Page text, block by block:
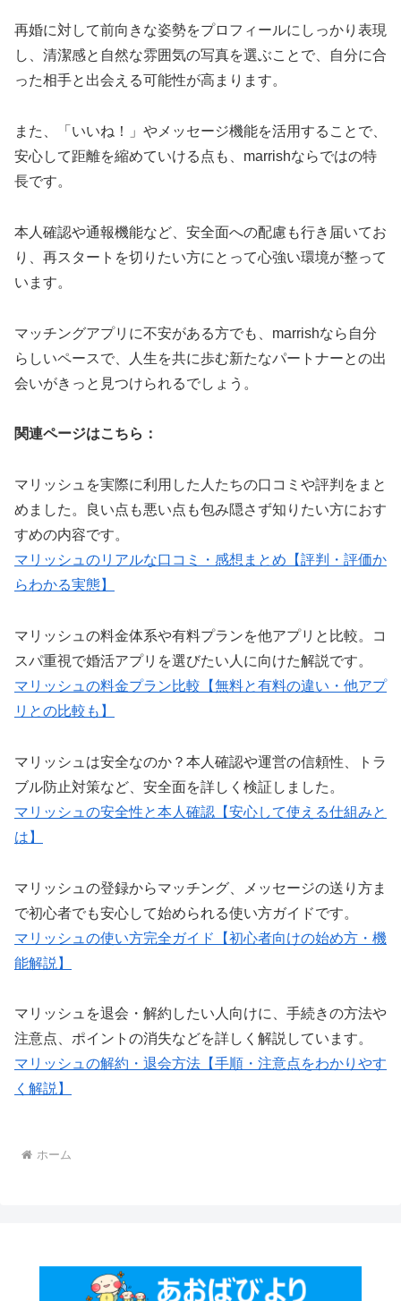
再婚に対して前向きな姿勢をプロフィールにしっかり表現
し、清潔感と自然な雰囲気の写真を選ぶことで、自分に合
った相手と出会える可能性が高まります。
また、「いいね！」やメッセージ機能を活用することで、
安心して距離を縮めていける点も、marrishならではの特
長です。
本人確認や通報機能など、安全面への配慮も行き届いてお
り、再スタートを切りたい方にとって心強い環境が整って
います。
マッチングアプリに不安がある方でも、marrishなら自分
らしいペースで、人生を共に歩む新たなパートナーとの出
会いがきっと見つけられるでしょう。
関連ページはこちら：
マリッシュを実際に利用した人たちの口コミや評判をまと
めました。良い点も悪い点も包み隠さず知りたい方におす
すめの内容です。
マリッシュのリアルな口コミ・感想まとめ【評判・評価か
らわかる実態】
マリッシュの料金体系や有料プランを他アプリと比較。コ
スパ重視で婚活アプリを選びたい人に向けた解説です。
マリッシュの料金プラン比較【無料と有料の違い・他アプ
リとの比較も】
マリッシュは安全なのか？本人確認や運営の信頼性、トラ
ブル防止対策など、安全面を詳しく検証しました。
マリッシュの安全性と本人確認【安心して使える仕組みと
は】
マリッシュの登録からマッチング、メッセージの送り方ま
で初心者でも安心して始められる使い方ガイドです。
マリッシュの使い方完全ガイド【初心者向けの始め方・機
能解説】
マリッシュを退会・解約したい人向けに、手続きの方法や
注意点、ポイントの消失などを詳しく解説しています。
マリッシュの解約・退会方法【手順・注意点をわかりやす
く解説】
ホーム